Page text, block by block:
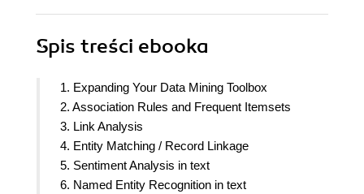
Spis treści ebooka
1. Expanding Your Data Mining Toolbox
2. Association Rules and Frequent Itemsets
3. Link Analysis
4. Entity Matching / Record Linkage
5. Sentiment Analysis in text
6. Named Entity Recognition in text